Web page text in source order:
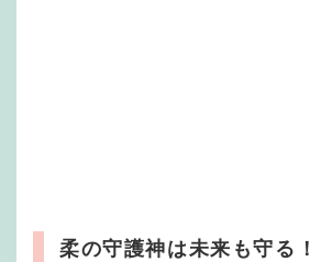
柔の守護神は未来も守る！